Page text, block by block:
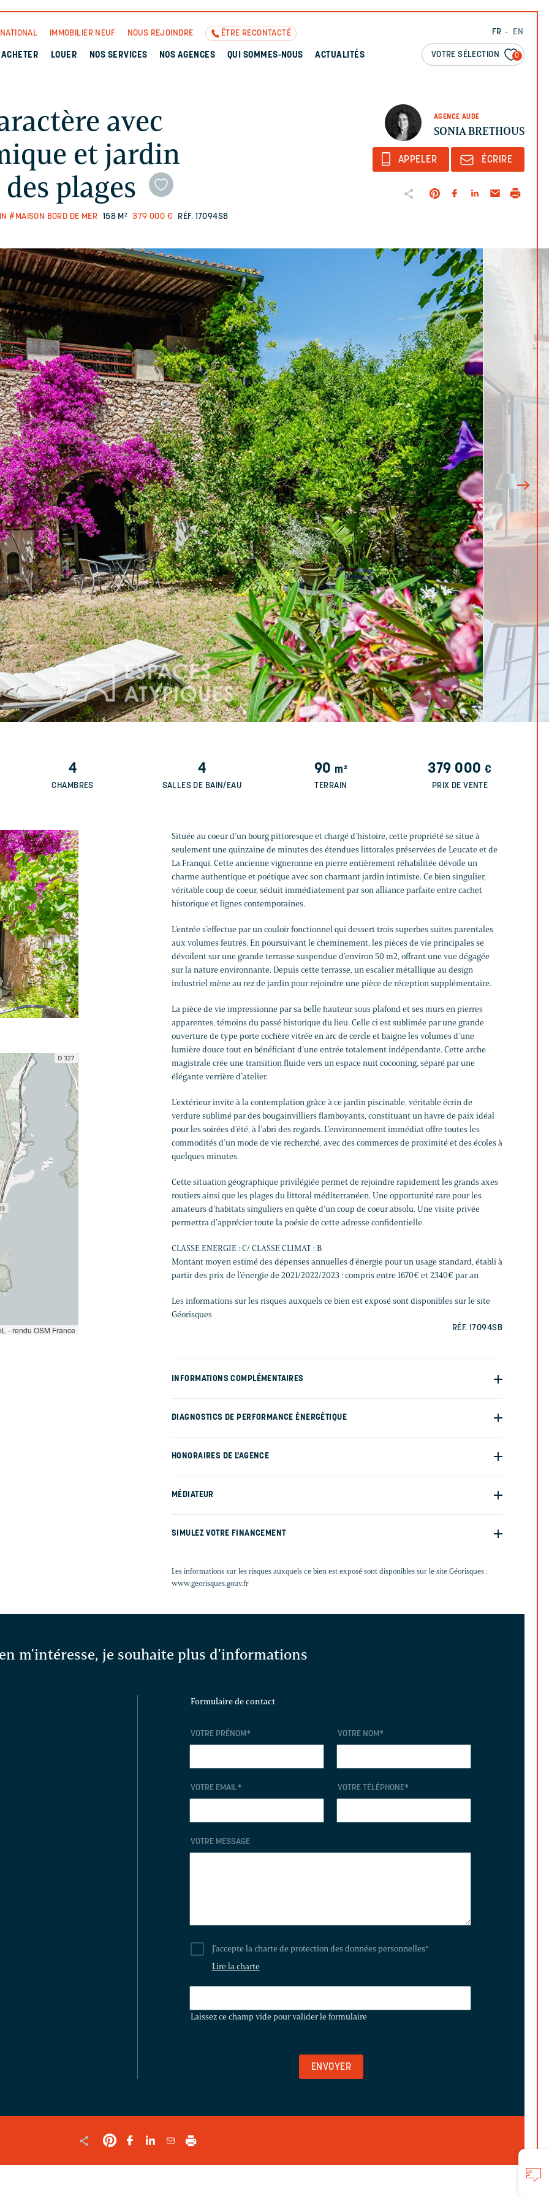
FR EN
VOTRE SÉLECTION 0
IMMOBILIER NEUF NOUS REJOINDRE ÊTRE RECONTACTÉ
ACHETER LOUER NOS SERVICES NOS AGENCES QUI SOMMES-NOUS ACTUALITÉS
AGENCE AUDE
SONIA BRETHOUS
avec
et jardin
plages
#MAISON BORD DE MER 158 M² 379 000 € RÉF. 17094SB
APPELER ÉCRIRE
4
CHAMBRES
4
SALLES DE BAIN/EAU
90 m²
TERRAIN
379 000€
PRIX DE VENTE
Située au coeur d’un bourg pittoresque et chargé d’histoire, cette propriété se situe à
seulement une quinzaine de minutes des étendues littorales préservées de Leucate et de
La Franqui. Cette ancienne vigneronne en pierre entièrement réhabilitée dévoile un
charme authentique et poétique avec son charmant jardin intimiste. Ce bien singulier,
véritable coup de coeur, séduit immédiatement par son alliance parfaite entre cachet
historique et lignes contemporaines.
L’entrée s’effectue par un couloir fonctionnel qui dessert trois superbes suites parentales
aux volumes feutrés. En poursuivant le cheminement, les pièces de vie principales se
dévoilent sur une grande terrasse suspendue d’environ 50 m2, offrant une vue dégagée
sur la nature environnante. Depuis cette terrasse, un escalier métallique au design
industriel mène au rez de jardin pour rejoindre une pièce de réception supplémentaire.
La pièce de vie impressionne par sa belle hauteur sous plafond et ses murs en pierres
apparentes, témoins du passé historique du lieu. Celle ci est sublimée par une grande
ouverture de type porte cochère vitrée en arc de cercle et baigne les volumes d’une
lumière douce tout en bénéficiant d’une entrée totalement indépendante. Cette arche
magistrale crée une transition fluide vers un espace nuit cocooning, séparé par une
élégante verrière d’atelier.
L’extérieur invite à la contemplation grâce à ce jardin piscinable, véritable écrin de
verdure sublimé par des bougainvilliers flamboyants, constituant un havre de paix idéal
pour les soirées d’été, à l’abri des regards. L’environnement immédiat offre toutes les
commodités d’un mode de vie recherché, avec des commerces de proximité et des écoles à
quelques minutes.
Cette situation géographique privilégiée permet de rejoindre rapidement les grands axes
routiers ainsi que les plages du littoral méditerranéen. Une opportunité rare pour les
amateurs d’habitats singuliers en quête d’un coup de coeur absolu. Une visite privée
permettra d’apprécier toute la poésie de cette adresse confidentielle.
CLASSE ENERGIE : C/ CLASSE CLIMAT : B
Montant moyen estimé des dépenses annuelles d’énergie pour un usage standard, établi à
partir des prix de l’énergie de 2021/2022/2023 : compris entre 1670€ et 2340€ par an
Les informations sur les risques auxquels ce bien est exposé sont disponibles sur le site
Géorisques
RÉF. 17094SB
INFORMATIONS COMPLÉMENTAIRES
DIAGNOSTICS DE PERFORMANCE ÉNERGÉTIQUE
HONORAIRES DE L'AGENCE
MÉDIATEUR
SIMULEZ VOTRE FINANCEMENT
Les informations sur les risques auxquels ce bien est exposé sont disponibles sur le site Géorisques :
www.georisques.gouv.fr
- rendu OSM France
m'intéresse, je souhaite plus d'informations
Formulaire de contact
VOTRE PRÉNOM* VOTRE NOM*
VOTRE EMAIL* VOTRE TÉLÉPHONE*
VOTRE MESSAGE
J'accepte la charte de protection des données personnelles*
Lire la charte
CHAMP
Laissez ce champ vide pour valider le formulaire